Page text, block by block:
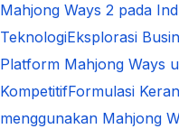
Mahjong Ways 2 pada
TeknologiEksplorasi
Platform Mahjong Ways
KompetitifFormulasi
menggunakan Mahjong